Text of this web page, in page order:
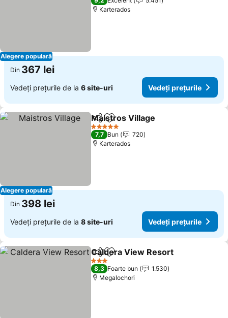
Alegere populară
Karterados
Din 367 lei
Vedeți prețurile de la 6 site-uri Vedeți prețurile
Alegere populară
DistribuițiAdăugaţi la favorite
Maistros Village
5 Stele
7,7 Bun
720
Karterados
Din 398 lei
Vedeți prețurile de la 8 site-uri Vedeți prețurile
DistribuițiAdăugaţi la favorite
Caldera View Resort
3 Stele
8,3 Foarte bun
1.530
Megalochori